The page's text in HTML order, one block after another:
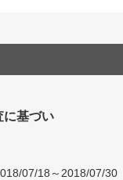
に基づい
07/18～2018/07/30